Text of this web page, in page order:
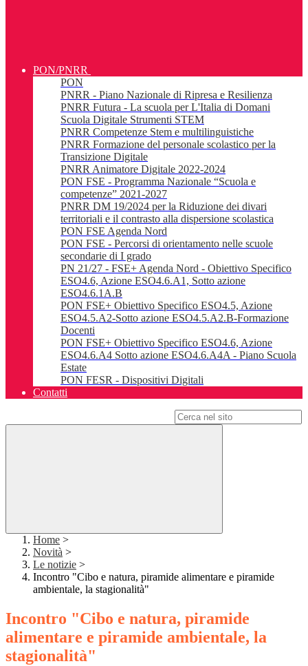
PON/PNRR
PON
PNRR - Piano Nazionale di Ripresa e Resilienza
PNRR Futura - La scuola per L'Italia di Domani
Scuola Digitale Strumenti STEM
PNRR Competenze Stem e multilinguistiche
PNRR Formazione del personale scolastico per la
Transizione Digitale
PNRR Animatore Digitale 2022-2024
PON FSE - Programma Nazionale “Scuola e
competenze” 2021-2027
PNRR DM 19/2024 per la Riduzione dei divari
territoriali e il contrasto alla dispersione scolastica
PON FSE Agenda Nord
PON FSE - Percorsi di orientamento nelle scuole
secondarie di I grado
PN 21/27 - FSE+ Agenda Nord - Obiettivo Specifico
ESO4.6, Azione ESO4.6.A1, Sotto azione
ESO4.6.1A.B
PON FSE+ Obiettivo Specifico ESO4.5, Azione
ESO4.5.A2-Sotto azione ESO4.5.A2.B-Formazione
Docenti
PON FSE+ Obiettivo Specifico ESO4.6, Azione
ESO4.6.A4 Sotto azione ESO4.6.A4A - Piano Scuola
Estate
PON FESR - Dispositivi Digitali
Contatti
Home >
Novità >
Le notizie >
Incontro "Cibo e natura, piramide alimentare e piramide
ambientale, la stagionalità"
Incontro "Cibo e natura, piramide
alimentare e piramide ambientale, la
stagionalità"